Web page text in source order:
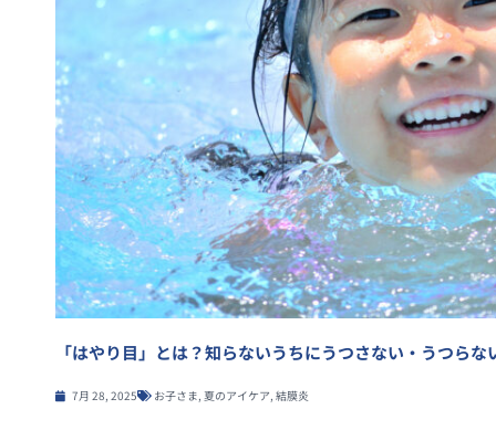
「はやり目」とは？知らないうちにうつさない・うつらな
7月 28, 2025 お子さま, 夏のアイケア, 結膜炎